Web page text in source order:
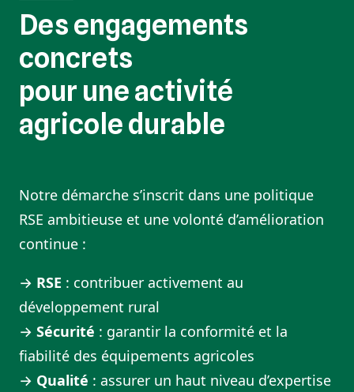
Des engagements
concrets
pour une activité
agricole durable
Notre démarche s’inscrit dans une politique
RSE ambitieuse et une volonté d’amélioration
continue :
→ RSE : contribuer activement au
développement rural
→ Sécurité : garantir la conformité et la
fiabilité des équipements agricoles
→ Qualité : assurer un haut niveau d’expertise